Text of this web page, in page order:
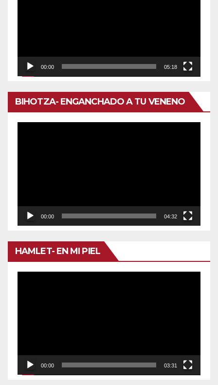
00:00 05:18
BIHOTZA- ENGANCHADO A TU VENENO
00:00 04:32
HAMLET- EN MI PIEL
00:00 03:31